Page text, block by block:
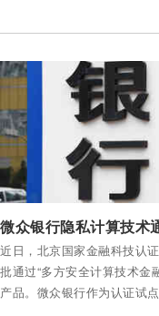
近日，北京国家金融科技认
批通过“多方安全计算技术金
产品。微众银行作为认证试